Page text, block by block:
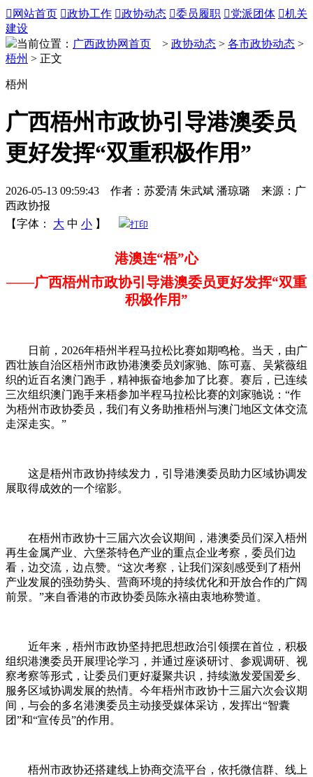
 网站首页 政协工作 政协动态 委员履职 党派团体 机关
建设
当前位置： 广西政协网首页 > 政协动态 > 各市政协动态 >
梧州 > 正文
梧州
广西梧州市政协引导港澳委员
更好发挥“双重积极作用”
2026-05-13 09:59:43 作者：苏爱清 朱武斌 潘琼璐 来源：广
西政协报
【字体：
大 中 小 】 打印
港澳连“梧”心
——广西梧州市政协引导港澳委员更好发挥“双重
积极作用”
日前，2026年梧州半程马拉松比赛如期鸣枪。当天，由广
西壮族自治区梧州市政协港澳委员刘家驰、陈可嘉、吴紫薇组
织的近百名澳门跑手，精神振奋地参加了比赛。赛后，已连续
三次组织澳门跑手来梧参加半程马拉松比赛的刘家驰说：“作
为梧州市政协委员，我们有义务助推梧州与澳门地区文体交流
走深走实。”
这是梧州市政协持续发力，引导港澳委员助力区域协调发
展取得成效的一个缩影。
在梧州市政协十三届六次会议期间，港澳委员们深入梧州
再生金属产业、六堡茶特色产业的重点企业考察，委员们边
看，边交流，边点赞。“这次考察，让我们深刻感受到了梧州
产业发展的强劲势头、营商环境的持续优化和开放合作的广阔
前景。”来自香港的市政协委员陈永禧由衷地称赞道。
近年来， 梧州市政协坚持把思想政治引领摆在首位，积极
组织港澳委员开展理论学习，并通过座谈研讨、参观调研、视
察考察等形式，让委员们更好凝聚共识，持续激发爱国爱乡、
服务区域协调发展的热情。今年梧州市政协十三届六次会议期
间，与会的多名港澳委员主动接受媒体采访，发挥出“智囊
团”和“宣传员”的作用。
梧州市政协还搭建线上协商交流平台，依托微信群、线上